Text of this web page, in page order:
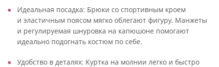
Идеальная посадка: Брюки со спортивным кроем
и эластичным поясом мягко облегают фигуру. Манжеты
и регулируемая шнуровка на капюшоне помогают
идеально подогнать костюм по себе.
Удобство в деталях: Куртка на молнии легко и быстро